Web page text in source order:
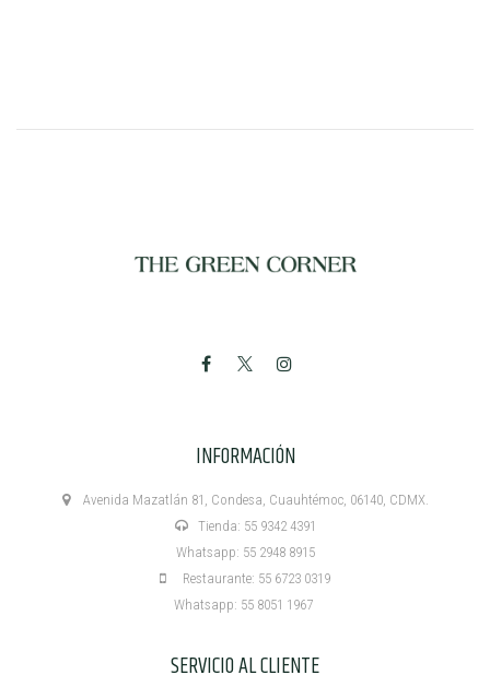
INFORMACIÓN
Avenida Mazatlán 81, Condesa, Cuauhtémoc, 06140, CDMX.
Tienda: 55 9342 4391
Whatsapp: 55 2948 8915
Restaurante: 55 6723 0319
Whatsapp: 55 8051 1967
SERVICIO AL CLIENTE